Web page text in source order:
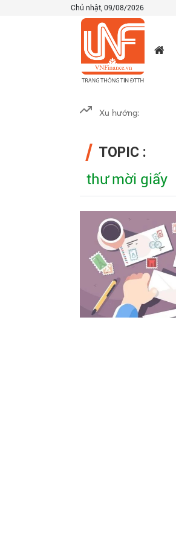
Chủ nhật, 09/08/2026
Xu hướng:
TOPIC :
thư mời giấy